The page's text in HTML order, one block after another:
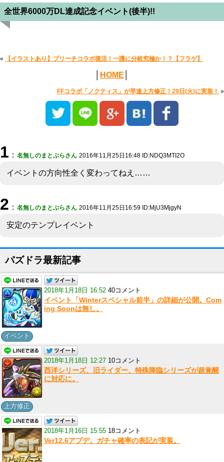
全世界6000万DL達成記念イベント(後半)!!
« 【イラストあり】ブリーチコラボ復活！一護に分岐究極か！？【フラゲ】
HOME
FFコラボ「ノクティス」が早速上方修正！29日(火)に実装！ »
1 ： 名無しのまとぷらさん 2016年11月25日16:48 ID:NDQ3MTI2O
イベントの方向性全く変わってねえ……
2 ： 名無しのまとぷらさん 2016年11月25日16:59 ID:MjU3MjgyN
安定のテンプレイベント
パズドラ最新記事
2018年1月18日 16:52 40コメント
イベント「Winterスペシャル前半」の詳細が公開。Com
ing Soonは無し。
イベント
2018年1月18日 12:27 10コメント
西洋シリーズ、旧ライダー、特殊降臨シリーズが超覚醒
に対応に。
上方修正
2018年1月16日 15:55 18コメント
Ver12.6アプデ。ガチャ確率の表記が実装。